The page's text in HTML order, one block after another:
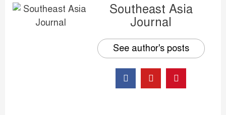
Southeast Asia
Journal
See author's posts